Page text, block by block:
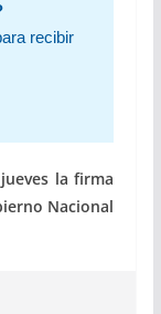
recibir
la firma
Nacional